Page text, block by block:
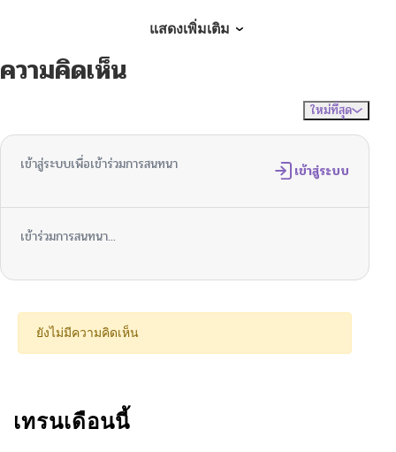
ตอนที่ 151
05/23/2026
ตอนที่ 149 05/23/2026
05/23/2026
ตอนที่ 146 05/23/2026
ตอนที่ 144
แสดงเพิ่มเติม
ความคิดเห็น
ใหม่ที่สุด
เข้าสู่ระบบเพื่อเข้าร่วมการสนทนา เข้าสู่ระบบ
เข้าร่วมการสนทนา...
ยังไม่มีความคิดเห็น
เทรนเดือนนี้